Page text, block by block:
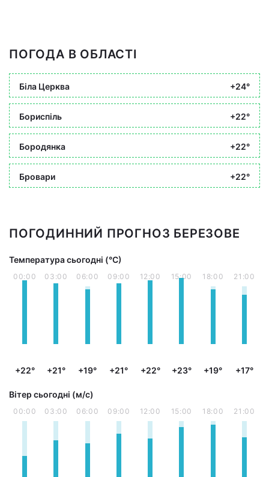
ПОГОДА В ОБЛАСТІ
Біла Церква +24°
Бориспіль +22°
Бородянка +22°
Бровари +22°
ПОГОДИННИЙ ПРОГНОЗ БЕРЕЗОВЕ
Температура сьогодні (°С)
00:00
+22°
03:00
+21°
06:00
+19°
09:00
+21°
12:00
+22°
15:00
+23°
18:00
+19°
21:00
+17°
Вітер сьогодні (м/с)
00:00 03:00 06:00 09:00 12:00 15:00 18:00 21:00